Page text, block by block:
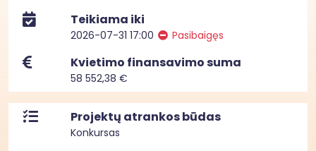
Teikiama iki
2026-07-31 17:00 Pasibaigęs
Kvietimo finansavimo suma
58 552,38 €
Projektų atrankos būdas
Konkursas